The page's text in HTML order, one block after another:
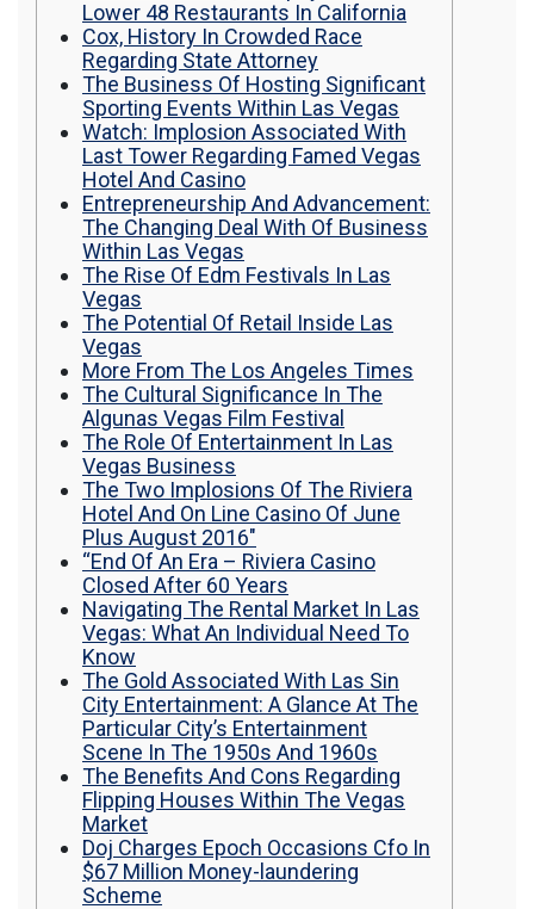
Lower 48 Restaurants In California
Cox, History In Crowded Race
Regarding State Attorney
The Business Of Hosting Significant
Sporting Events Within Las Vegas
Watch: Implosion Associated With
Last Tower Regarding Famed Vegas
Hotel And Casino
Entrepreneurship And Advancement:
The Changing Deal With Of Business
Within Las Vegas
The Rise Of Edm Festivals In Las
Vegas
The Potential Of Retail Inside Las
Vegas
More From The Los Angeles Times
The Cultural Significance In The
Algunas Vegas Film Festival
The Role Of Entertainment In Las
Vegas Business
The Two Implosions Of The Riviera
Hotel And On Line Casino Of June
Plus August 2016″
“End Of An Era – Riviera Casino
Closed After 60 Years
Navigating The Rental Market In Las
Vegas: What An Individual Need To
Know
The Gold Associated With Las Sin
City Entertainment: A Glance At The
Particular City’s Entertainment
Scene In The 1950s And 1960s
The Benefits And Cons Regarding
Flipping Houses Within The Vegas
Market
Doj Charges Epoch Occasions Cfo In
$67 Million Money-laundering
Scheme